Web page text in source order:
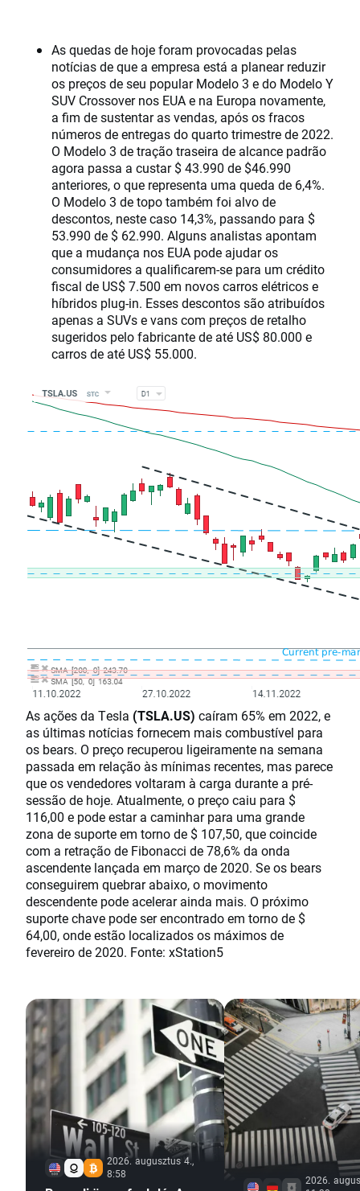
As quedas de hoje foram provocadas pelas
notícias de que a empresa está a planear reduzir
os preços de seu popular Modelo 3 e do Modelo Y
SUV Crossover nos EUA e na Europa novamente,
a fim de sustentar as vendas, após os fracos
números de entregas do quarto trimestre de 2022.
O Modelo 3 de tração traseira de alcance padrão
agora passa a custar $ 43.990 de $46.990
anteriores, o que representa uma queda de 6,4%.
O Modelo 3 de topo também foi alvo de
descontos, neste caso 14,3%, passando para $
53.990 de $ 62.990. Alguns analistas apontam
que a mudança nos EUA pode ajudar os
consumidores a qualificarem-se para um crédito
fiscal de US$ 7.500 em novos carros elétricos e
híbridos plug-in. Esses descontos são atribuídos
apenas a SUVs e vans com preços de retalho
sugeridos pelo fabricante de até US$ 80.000 e
carros de até US$ 55.000.
As ações da Tesla (TSLA.US) caíram 65% em 2022, e
as últimas notícias fornecem mais combustível para
os bears. O preço recuperou ligeiramente na semana
passada em relação às mínimas recentes, mas parece
que os vendedores voltaram à carga durante a pré-
sessão de hoje. Atualmente, o preço caiu para $
116,00 e pode estar a caminhar para uma grande
zona de suporte em torno de $ 107,50, que coincide
com a retração de Fibonacci de 78,6% da onda
ascendente lançada em março de 2020. Se os bears
conseguirem quebrar abaixo, o movimento
descendente pode acelerar ainda mais. O próximo
suporte chave pode ser encontrado em torno de $
64,00, onde estão localizados os máximos de
fevereiro de 2020. Fonte: xStation5
2026. augusztus 4.,
8:58
2026.